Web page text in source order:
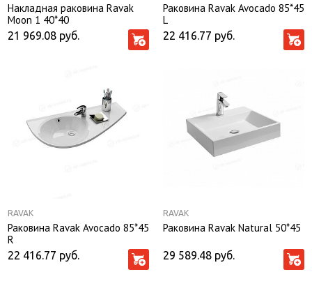
Накладная раковина Ravak
Moon 1 40*40
21 969.08 руб.
Раковина Ravak Avocado 85*45
L
22 416.77 руб.
RAVAK
Раковина Ravak Avocado 85*45
R
22 416.77 руб.
RAVAK
Раковина Ravak Natural 50*45
29 589.48 руб.